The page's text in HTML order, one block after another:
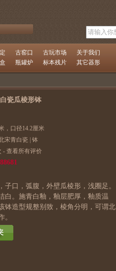
古窑口 古玩市场 关于我们
瓶罐炉 标本残片 其它器形
瓷瓜棱形钵
，口径14.2厘米
宋青白瓷
钵
- 查看所有评价
子口，弧腹，外壁瓜棱形，浅圈足。
白。施青白釉，釉层肥厚，釉质温
钵造型规整别致，棱角分明，可谓北
。